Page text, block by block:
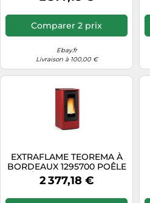
Comparer 2 prix
Ebay.fr
Livraison à 100,00 €
EXTRAFLAME TEOREMA À
BORDEAUX 1295700 POÊLE
À PELLETS 12KW
AFFICHAGE LCD A+
2 377,18 €